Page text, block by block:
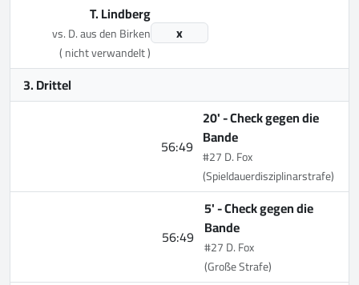
x
T. Lindberg
vs. D. aus den Birken
( nicht verwandelt )
3. Drittel
56:49
20' -Check gegen die
Bande
#27 D. Fox
(Spieldauerdisziplinarstrafe)
56:49
5' -Check gegen die
Bande
#27 D. Fox
(Große Strafe)